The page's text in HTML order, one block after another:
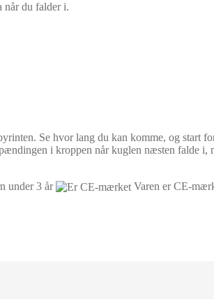
når du falder i.
Se hvor lang du kan komme, og start
i kroppen når kuglen næsten falde i,
under 3 år
Varen er CE-